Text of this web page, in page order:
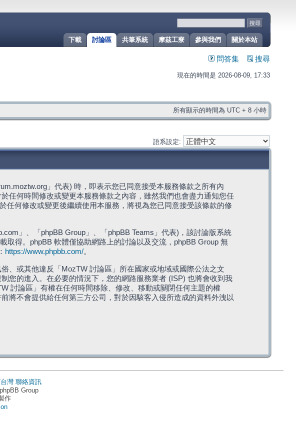
關於本站
參與我們
摩茲工寮
共筆系統
討論區
下載
問答集 搜尋
現在的時間是 2026-08-09, 17:33
所有顯示的時間為 UTC + 8 小時
語系設定:
」代表) 時，即表示您已同意接受本服務條款之所有內
任何時間修改或變更本服務條款之內容，雖然我們也會盡力通知您任
何修改或變更後繼續使用本服務，將視為您已同意接受該條款的修
」、「phpBB Group」、「phpBB Teams」代表)，該討論版系統
取得。phpBB 軟體僅協助網路上的討論以及交流，phpBB Group 無
https://www.phpbb.com/。
、或其他違反「MozTW 討論區」所在國家或地域或國際公法之文
您的進入。在必要的情況下，您的網路服務業者 (ISP) 也將會收到我
討論區」有權在任何時間移除、修改、移動或關閉任何主題的權
將不會提供給任何第三方公司，對於因駭客入侵所造成的資料外洩以
灣 聯絡資訊
Group
作